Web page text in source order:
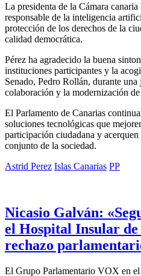
La presidenta de la Cámara
responsable de la inteligencia
protección de los derechos de la
calidad democrática.
Pérez ha agradecido la buena
instituciones participantes y la
Senado, Pedro Rollán, durante
colaboración y la modernización
El Parlamento de Canarias
soluciones tecnológicas que
participación ciudadana y
conjunto de la sociedad.
Astrid Perez Islas Canarias PP
Nicasio Galván:
el Hospital Insular de
rechazo
El Grupo Parlamentario VOX en el